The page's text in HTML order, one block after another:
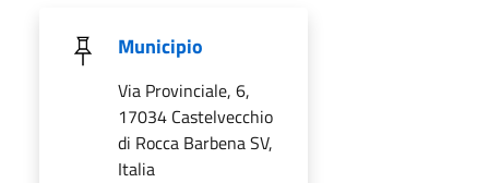
Municipio
Via Provinciale, 6,
17034 Castelvecchio
di Rocca Barbena SV,
Italia